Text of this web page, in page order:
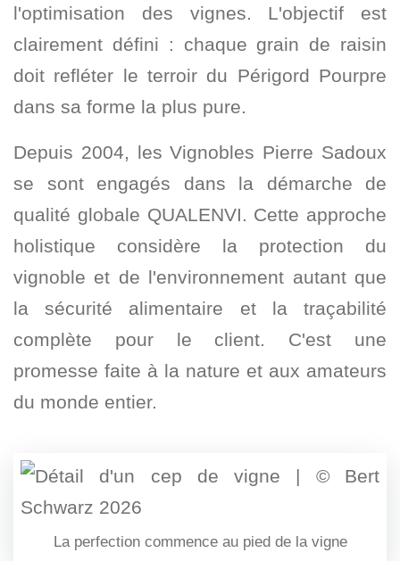
l'optimisation des vignes. L'objectif est
clairement défini : chaque grain de raisin
doit refléter le terroir du Périgord Pourpre
dans sa forme la plus pure.
Depuis 2004, les Vignobles Pierre Sadoux
se sont engagés dans la démarche de
qualité globale QUALENVI. Cette approche
holistique considère la protection du
vignoble et de l'environnement autant que
la sécurité alimentaire et la traçabilité
complète pour le client. C'est une
promesse faite à la nature et aux amateurs
du monde entier.
La perfection commence au pied de la vigne